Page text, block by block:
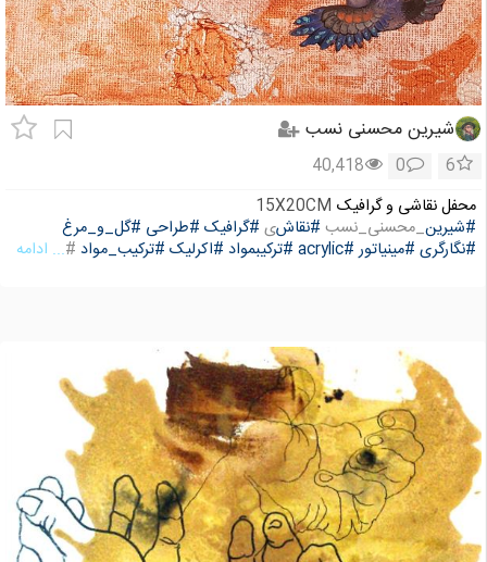
شیرین محسنی نسب
6
0
40,418
محفل نقاشی و گرافیک 15X20CM
#شیرین_محسنی_نسب #نقاشی #گرافیک #طراحی #گل_و_مرغ
#نگارگری #مینیاتور #acrylic #ترکیبمواد #اکرلیک #ترکیب_مواد #... ادامه